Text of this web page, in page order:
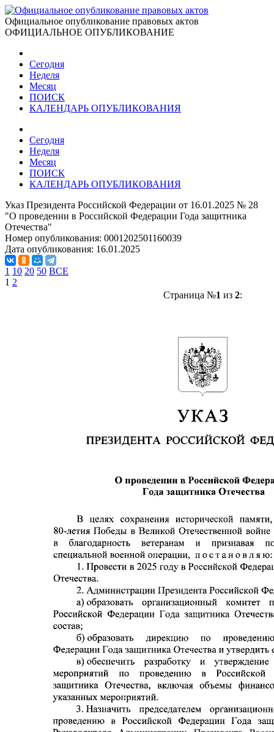
Официальное опубликование правовых актов
ОФИЦИАЛЬНОЕ ОПУБЛИКОВАНИЕ
Сегодня
Неделя
Месяц
ПОИСК
КАЛЕНДАРЬ ОПУБЛИКОВАНИЯ
Сегодня
Неделя
Месяц
ПОИСК
КАЛЕНДАРЬ ОПУБЛИКОВАНИЯ
Указ Президента Российской Федерации от 16.01.2025 № 28
"О проведении в Российской Федерации Года защитника
Отечества"
Номер опубликования: 0001202501160039
Дата опубликования: 16.01.2025
1 10 20 50 ВСЕ
1 2
Страница №1 из 2: